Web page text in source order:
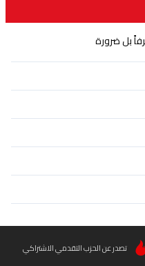
بل ضرورة
تصدر عن الحزب التقدمي الاشتراكي